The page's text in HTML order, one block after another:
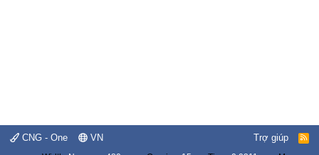
CNG - One VN Trợ giúp
R